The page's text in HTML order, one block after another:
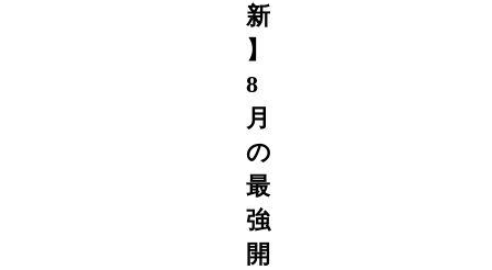
新
】
8
月
の
最
強
開